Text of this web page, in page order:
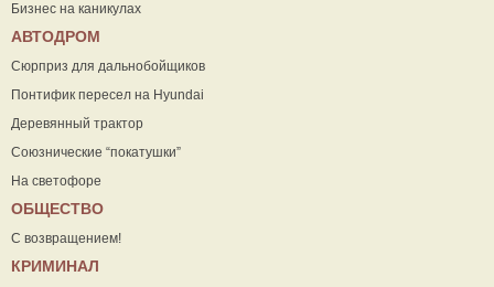
Бизнес на каникулах
АВТОДРОМ
Сюрприз для дальнобойщиков
Понтифик пересел на Hyundai
Деревянный трактор
Союзнические “покатушки”
На светофоре
ОБЩЕСТВО
С возвращением!
КРИМИНАЛ